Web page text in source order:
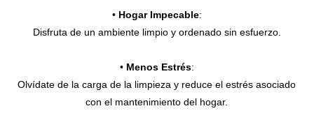
• Hogar Impecable:
Disfruta de un ambiente limpio y ordenado sin esfuerzo.
• Menos Estrés:
Olvídate de la carga de la limpieza y reduce el estrés asociado
con el mantenimiento del hogar.